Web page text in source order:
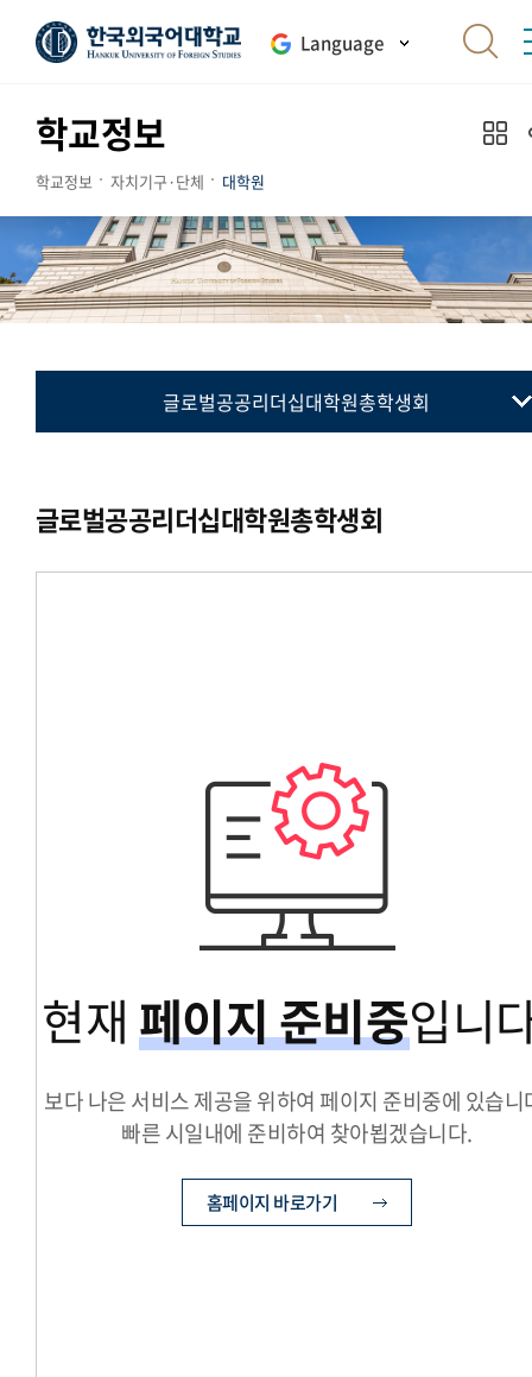
Language
학교정보
학교정보 자치기구·단체 대학원
글로벌공공리더십대학원총학생회
국제지역대학원총학생회
교육대학원총학생회
글로벌공공리더십대학원총학생회
현재 페이지 준비중입니
보다 나은 서비스 제공을 위하여 페이지 준비중에 있습니
빠른 시일내에 준비하여 찾아뵙겠습니다.
홈페이지 바로가기